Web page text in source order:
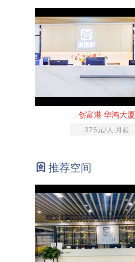
创富港·华鸿大厦
375元/人·月起
推荐空间